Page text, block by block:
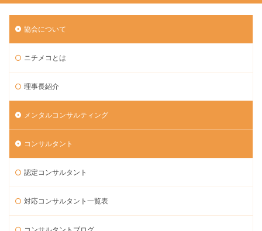
協会について
ニチメコとは
理事長紹介
メンタルコンサルティング
コンサルタント
認定コンサルタント
対応コンサルタント一覧表